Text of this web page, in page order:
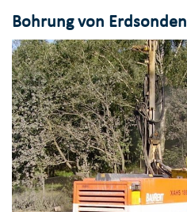
Bohrung von Erdsonden